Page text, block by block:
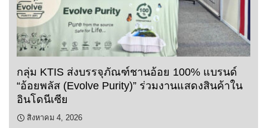
กลุ่ม KTIS ส่งบรรจุภัณฑ์ชานอ้อย 100% แบรนด์
“อ้อยพลัส (Evolve Purity)” ร่วมงานแสดงสินค้าใน
อินโดนีเซีย
สิงหาคม 4, 2026